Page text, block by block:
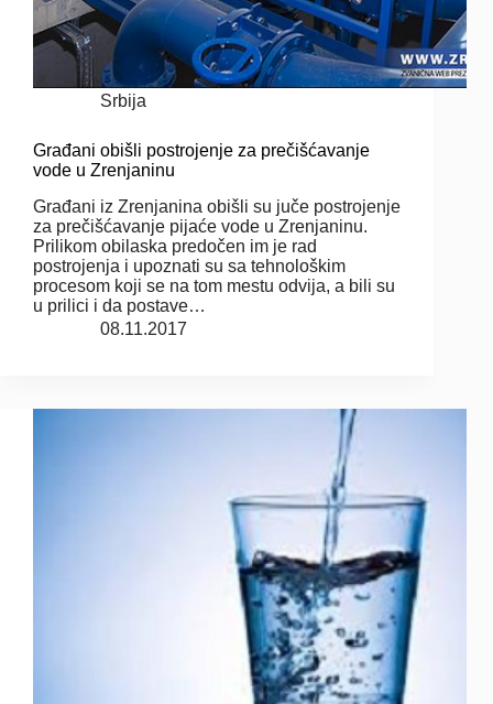
Srbija
Građani obišli postrojenje za prečišćavanje
vode u Zrenjaninu
Građani iz Zrenjanina obišli su juče postrojenje
za prečišćavanje pijaće vode u Zrenjaninu.
Prilikom obilaska predočen im je rad
postrojenja i upoznati su sa tehnološkim
procesom koji se na tom mestu odvija, a bili su
u prilici i da postave…
08.11.2017